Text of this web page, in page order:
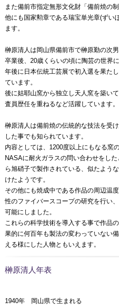
また備前市指定無形文化財「備前焼の
他にも国家勲章である瑞宝単光章(ずい
ます。
榊原清人は岡山県備前市で榊原勤の次
卒業後、20歳くらいの頃に陶芸の世界
年後に日本伝統工芸展で初入選を果た
ています。
後に姑耶山窯から独立し天人窯を築い
査員歴任を重ねるなど活躍しています。
榊原清人は備前焼の伝統的な技法を受
した事でも知られています。
内容としては、1200度以上にもなる窯
NASAに耐火ガラスの問い合わせをし
ら旭硝子で製作されている、似たよう
けたようです。
その他にも焼成中である作品の周辺温
性のファイバースコープの研究を行い
可能にしました。
これらの科学技術を導入する事で作品
果的に何百年も製法の変わっていない
える様にした人物ともいえます。
榊原清人年表
1940年 岡山県で生まれる